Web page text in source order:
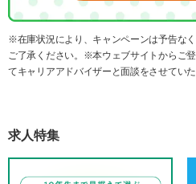
※在庫状況により、キャンペーンは予告な
ご了承ください。※本ウェブサイトからご
てキャリアアドバイザーと面談をさせていた
求人特集